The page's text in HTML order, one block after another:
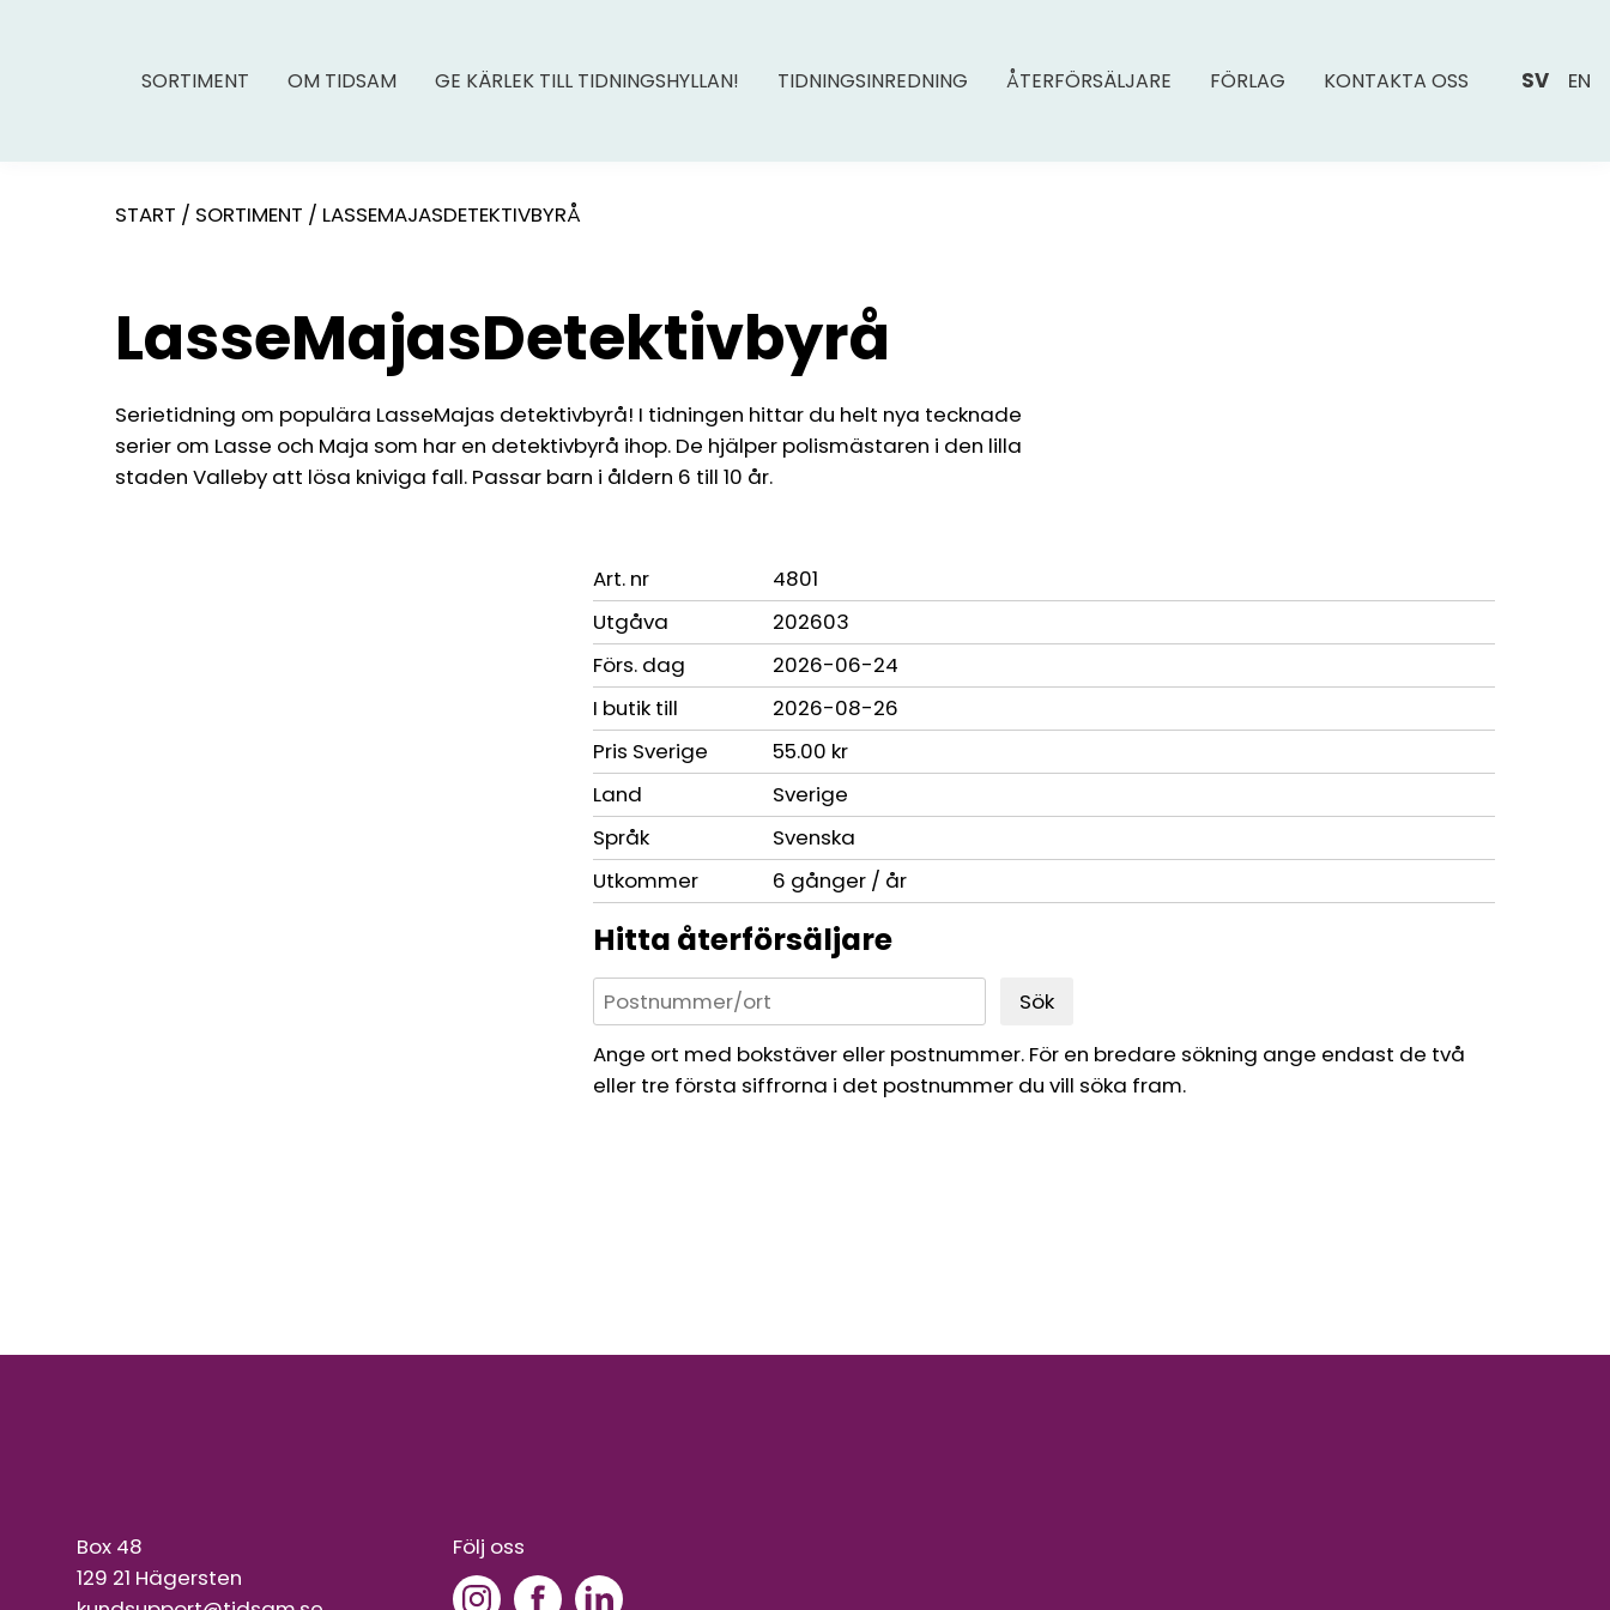
SORTIMENT OM TIDSAM GE KÄRLEK TILL TIDNINGSHYLLAN! TIDNINGSINREDNING ÅTERFÖRSÄLJARE FÖRLAG KONTAKTA OSS SV EN
START / SORTIMENT / LASSEMAJASDETEKTIVBYRÅ
LasseMajasDetektivbyrå
Serietidning om populära LasseMajas detektivbyrå! I tidningen hittar du helt nya tecknade
serier om Lasse och Maja som har en detektivbyrå ihop. De hjälper polismästaren i den lilla
staden Valleby att lösa kniviga fall. Passar barn i åldern 6 till 10 år.
Art. nr
4801
Utgåva
202603
Förs. dag
2026-06-24
I butik till
2026-08-26
Pris Sverige
55.00 kr
Land
Sverige
Språk
Svenska
Utkommer
6 gånger / år
Hitta återförsäljare
Sök
Ange ort med bokstäver eller postnummer. För en bredare sökning ange endast de två
eller tre första siffrorna i det postnummer du vill söka fram.
Box 48
129 21 Hägersten
Följ oss